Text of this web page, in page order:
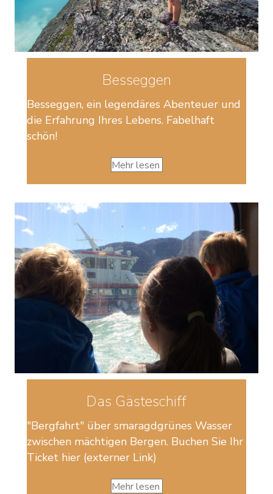
Besseggen
Besseggen, ein legendäres Abenteuer und
die Erfahrung Ihres Lebens. Fabelhaft
schön!
Mehr lesen
Das Gästeschiff
"Bergfahrt" über smaragdgrünes Wasser
zwischen mächtigen Bergen. Buchen Sie Ihr
Ticket hier (externer Link)
Mehr lesen